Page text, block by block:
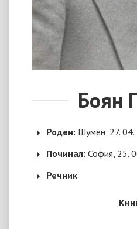
Боян
Роден: Шумен, 27. 04.
Починал: София, 25.
Речник